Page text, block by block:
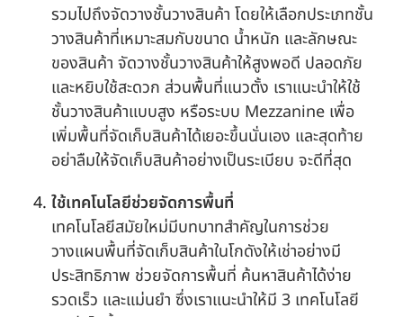
รวมไปถึงจัดวางชั้นวางสินค้า โดยให้เลือกประเภทชั้น
วางสินค้าที่เหมาะสมกับขนาด น้ำหนัก และลักษณะ
ของสินค้า จัดวางชั้นวางสินค้าให้สูงพอดี ปลอดภัย
และหยิบใช้สะดวก ส่วนพื้นที่แนวตั้ง เราแนะนำให้ใช้
ชั้นวางสินค้าแบบสูง หรือระบบ Mezzanine เพื่อ
เพิ่มพื้นที่จัดเก็บสินค้าได้เยอะขึ้นนั่นเอง และสุดท้าย
อย่าลืมให้จัดเก็บสินค้าอย่างเป็นระเบียบ จะดีที่สุด
ใช้เทคโนโลยีช่วยจัดการพื้นที่
เทคโนโลยีสมัยใหม่มีบทบาทสำคัญในการช่วย
วางแผนพื้นที่จัดเก็บสินค้าในโกดังให้เช่าอย่างมี
ประสิทธิภาพ ช่วยจัดการพื้นที่ ค้นหาสินค้าได้ง่าย
รวดเร็ว และแม่นยำ ซึ่งเราแนะนำให้มี 3 เทคโนโลยี